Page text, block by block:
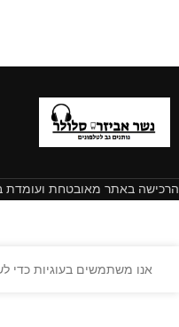
הרכישה באתר מאובטחת ועומדת
אנו משתמשים בעוגיות כדי